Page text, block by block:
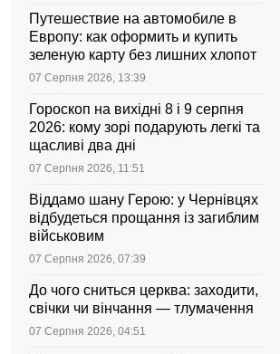
Путешествие на автомобиле в
Европу: как оформить и купить
зеленую карту без лишних хлопот
07 Серпня 2026, 13:39
Гороскоп на вихідні 8 і 9 серпня
2026: кому зорі подарують легкі та
щасливі два дні
07 Серпня 2026, 11:51
Віддамо шану Герою: у Чернівцях
відбудеться прощання із загиблим
військовим
07 Серпня 2026, 07:39
До чого сниться церква: заходити,
свічки чи вінчання — тлумачення
07 Серпня 2026, 04:51